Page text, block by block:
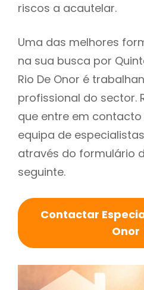
riscos a acautelar.
Uma das melhores
na sua busca por
Rio De Onor é
profissional do sector.
que entre em
equipa de
através do formulário
seguinte.
Contactar
Onor